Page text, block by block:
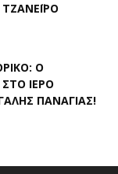
Ο
ΙΕΡΌ
ΠΑΝΑΓΊΑΣ!